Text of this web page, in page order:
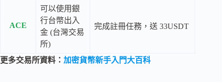
ACE
可以使用銀
行台幣出入
金 (台灣交易
所)
完成註冊任務，送 33USDT
更多交易所資料： 加密貨幣新手入門大百科